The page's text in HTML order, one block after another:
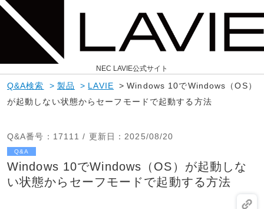
NEC LAVIE公式サイト
Q&A検索 > 製品 > LAVIE > Windows 10でWindows（OS）
が起動しない状態からセーフモードで起動する方法
Q&A番号 ：17111 / 更新日 ：2025/08/20
Q&A
Windows 10でWindows（OS）が起動しな
い状態からセーフモードで起動する方法